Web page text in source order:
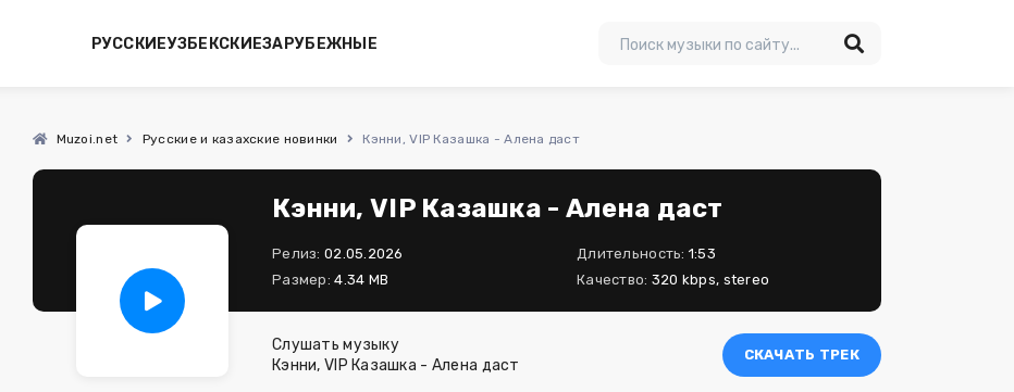
РУССКИЕУЗБЕКСКИЕЗАРУБЕЖНЫЕ
Muzoi.net Русские и казахские новинки Кэнни, VIP Казашка - Алена даст
Кэнни, VIP Казашка - Алена даст
Релиз: 02.05.2026 Длительность: 1:53
Размер: 4.34 MB Качество: 320 kbps, stereo
Слушать музыку
Кэнни, VIP Казашка - Алена даст
СКАЧАТЬ ТРЕК